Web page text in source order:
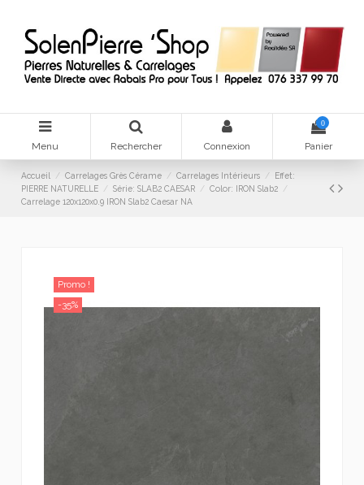
Menu Rechercher Connexion
0
Panier
Accueil Carrelages Grès Cérame Carrelages Intérieurs
Effet:
PIERRE NATURELLE
Série: SLAB2 CAESAR
Color: IRON Slab2
Carrelage 120x120x0.9 IRON Slab2 Caesar NA
Promo !
-35%